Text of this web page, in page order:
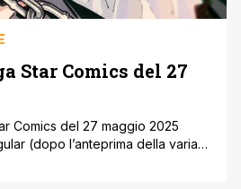
Star Comics del 27
Comics del 27 maggio 2025
(dopo l’anteprima della variant